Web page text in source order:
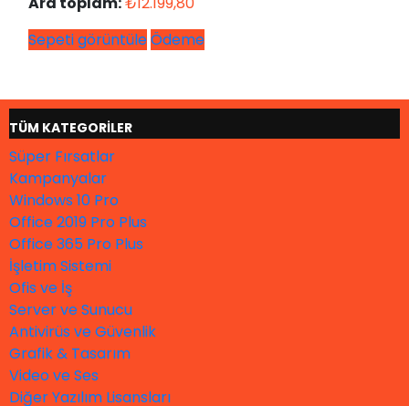
Sepeti görüntüleÖdeme
TÜM KATEGORİLER
Süper Fırsatlar
Kampanyalar
Windows 10 Pro
Office 2019 Pro Plus
Office 365 Pro Plus
İşletim Sistemi
Ofis ve İş
Server ve Sunucu
Antivirüs ve Güvenlik
Grafik & Tasarım
Video ve Ses
Diğer Yazılım Lisansları